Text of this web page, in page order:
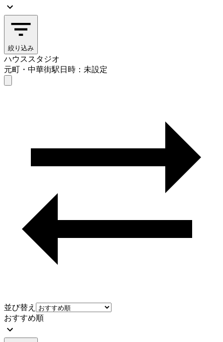
絞り込み
ハウススタジオ
元町・中華街駅日時：未設定
並び替え
おすすめ順